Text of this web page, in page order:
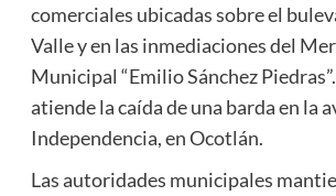
comerciales ubicadas sobre el
Valle y en las inmediaciones del
Municipal “Emilio Sánchez
atiende la caída de una barda en la
Independencia, en Ocotlán.
Las autoridades municipales